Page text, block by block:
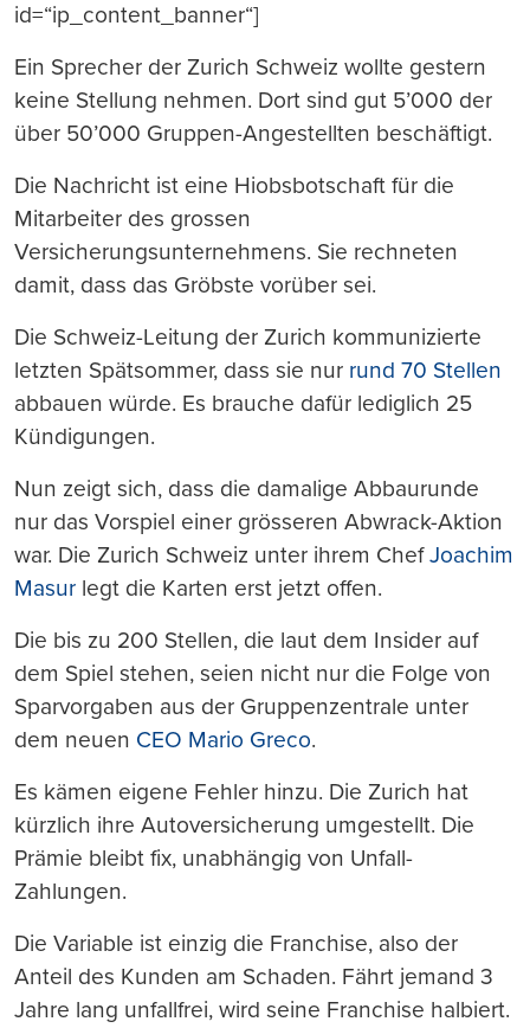
id=“ip_content_banner“]
Ein Sprecher der Zurich Schweiz wollte gestern
keine Stellung nehmen. Dort sind gut 5’000 der
über 50’000 Gruppen-Angestellten beschäftigt.
Die Nachricht ist eine Hiobsbotschaft für die
Mitarbeiter des grossen
Versicherungsunternehmens. Sie rechneten
damit, dass das Gröbste vorüber sei.
Die Schweiz-Leitung der Zurich kommunizierte
letzten Spätsommer, dass sie nur rund 70 Stellen
abbauen würde. Es brauche dafür lediglich 25
Kündigungen.
Nun zeigt sich, dass die damalige Abbaurunde
nur das Vorspiel einer grösseren Abwrack-Aktion
war. Die Zurich Schweiz unter ihrem ChefJoachim
Masur legt die Karten erst jetzt offen.
Die bis zu 200 Stellen, die laut dem Insider auf
dem Spiel stehen, seien nicht nur die Folge von
Sparvorgaben aus der Gruppenzentrale unter
dem neuen CEO Mario Greco.
Es kämen eigene Fehler hinzu. Die Zurich hat
kürzlich ihre Autoversicherung umgestellt. Die
Prämie bleibt fix, unabhängig von Unfall-
Zahlungen.
Die Variable ist einzig die Franchise, also der
Anteil des Kunden am Schaden. Fährt jemand 3
Jahre lang unfallfrei, wird seine Franchise halbiert.